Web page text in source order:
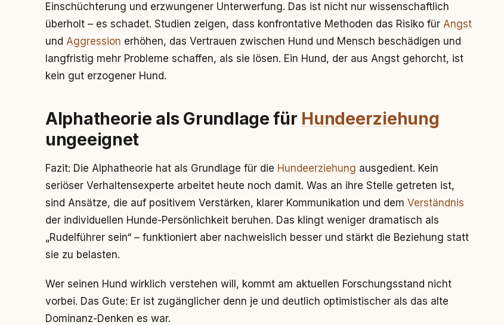
Einschüchterung und erzwungener Unterwerfung. Das ist nicht nur wissenschaftlich
überholt – es schadet. Studien zeigen, dass konfrontative Methoden das Risiko für Angst
und Aggression erhöhen, das Vertrauen zwischen Hund und Mensch beschädigen und
langfristig mehr Probleme schaffen, als sie lösen. Ein Hund, der aus Angst gehorcht, ist
kein gut erzogener Hund.
Alphatheorie als Grundlage für Hundeerziehung
ungeeignet
Fazit: Die Alphatheorie hat als Grundlage für die Hundeerziehung ausgedient. Kein
seriöser Verhaltensexperte arbeitet heute noch damit. Was an ihre Stelle getreten ist,
sind Ansätze, die auf positivem Verstärken, klarer Kommunikation und dem Verständnis
der individuellen Hunde-Persönlichkeit beruhen. Das klingt weniger dramatisch als
„Rudelführer sein“ – funktioniert aber nachweislich besser und stärkt die Beziehung statt
sie zu belasten.
Wer seinen Hund wirklich verstehen will, kommt am aktuellen Forschungsstand nicht
vorbei. Das Gute: Er ist zugänglicher denn je und deutlich optimistischer als das alte
Dominanz-Denken es war.